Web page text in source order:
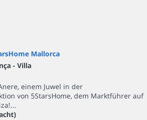
Mallorca
- Villa
einem Juwel in der
von 5StarsHome, dem Marktführer auf